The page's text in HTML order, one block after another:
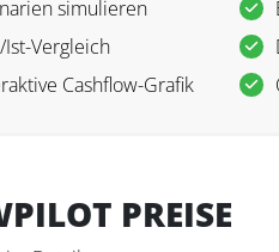
simulieren
Ist-Vergleich
Cashflow-Grafik
PREISE